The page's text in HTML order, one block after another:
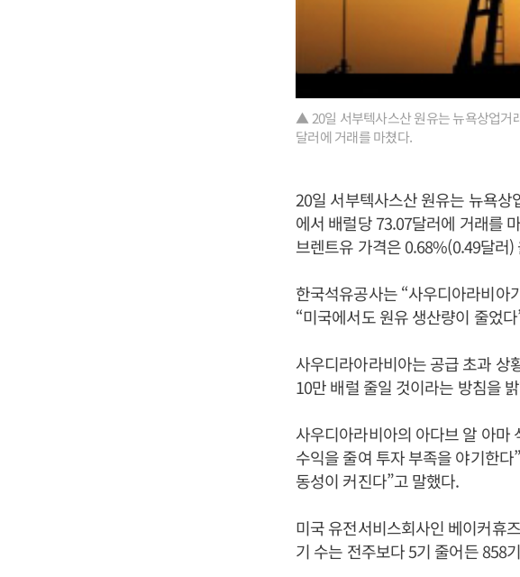
▲ 20일 서부텍사스산 원유는 뉴욕상업거
달러에 거래를 마쳤다.
20일 서부텍사스산 원유는 뉴욕
에서 배럴당 73.07달러에 거래를
브렌트유 가격은 0.68%(0.49달러)
한국석유공사는 “사우디아라비아
“미국에서도 원유 생산량이 줄었
사우디라아라비아는 공급 초과 상
10만 배럴 줄일 것이라는 방침을
사우디아라비아의 아다브 알 아마
수익을 줄여 투자 부족을 야기한
동성이 커진다”고 말했다.
미국 유전서비스회사인 베이커휴
기 수는 전주보다 5기 줄어든 858